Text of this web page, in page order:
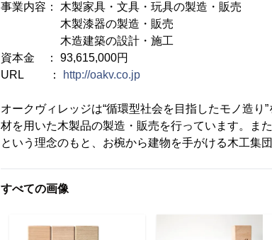
事業内容： 木製家具・文具・玩具の製造・販売
木製漆器の製造・販売
木造建築の設計・施工
資本金 ： 93,615,000円
URL ：
http://oakv.co.jp
オークヴィレッジは“循環型社会を目指したモノ造
材を用いた木製品の製造・販売を行っています。ま
という理念のもと、お椀から建物を手がける木工集
すべての画像